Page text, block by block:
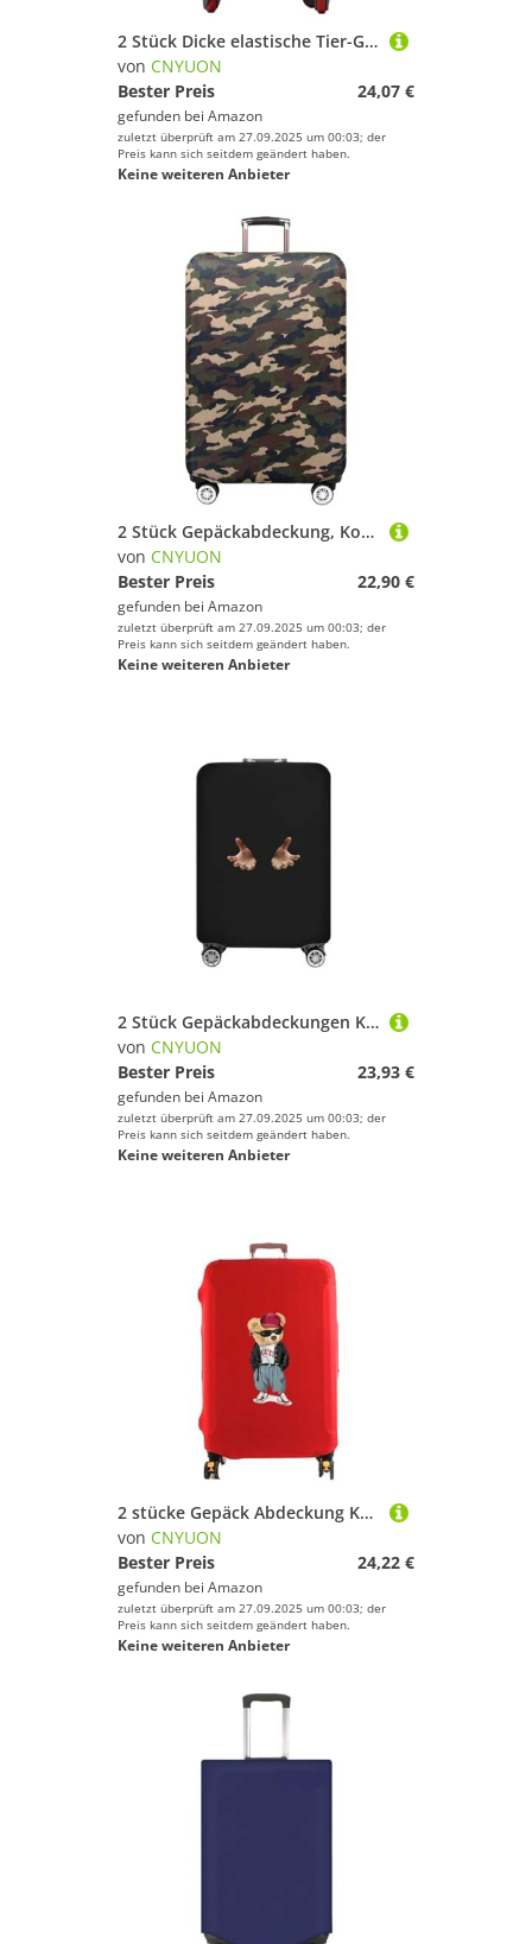
2 Stück Dicke elastische Tier-Gepäckschutzhülle mit Reißverschluss, Anzug for 45,7–81,3 cm große Taschen, Kofferhüllen, Trolley-Abdeckung, Reisezubehör(Black 09,S 18-20 inch)
von CNYUON
Bester Preis
24,07 €
gefunden bei Amazon
zuletzt überprüft am 27.09.2025 um 00:03; der
Preis kann sich seitdem geändert haben.
Keine weiteren Anbieter
2 Stück Gepäckabdeckung, Kofferabdeckung, Stretch-Gepäckschutz, Gepäck-Staubschutzhülle, geeignet for 18-32-Zoll-Koffer, Reiseveranstalter(Dark Green,26-28inch)
von CNYUON
Bester Preis
22,90 €
gefunden bei Amazon
zuletzt überprüft am 27.09.2025 um 00:03; der
Preis kann sich seitdem geändert haben.
Keine weiteren Anbieter
2 Stück Gepäckabdeckungen Kofferabdeckung Reise Lustiges Muster Reisezubehör Schutzhülle Trolley(Black O,XL)
von CNYUON
Bester Preis
23,93 €
gefunden bei Amazon
zuletzt überprüft am 27.09.2025 um 00:03; der
Preis kann sich seitdem geändert haben.
Keine weiteren Anbieter
2 stücke Gepäck Abdeckung Koffer Protector Verdicken Elastizität Staub Bedeckt Anti-Scratch Schutzhülle Trolley Set(Red,XL)
von CNYUON
Bester Preis
24,22 €
gefunden bei Amazon
zuletzt überprüft am 27.09.2025 um 00:03; der
Preis kann sich seitdem geändert haben.
Keine weiteren Anbieter